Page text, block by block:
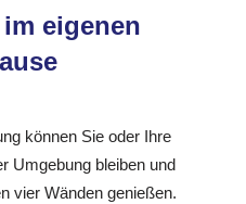
eigenen
können Sie oder Ihre
Umgebung bleiben und
vier Wänden genießen.